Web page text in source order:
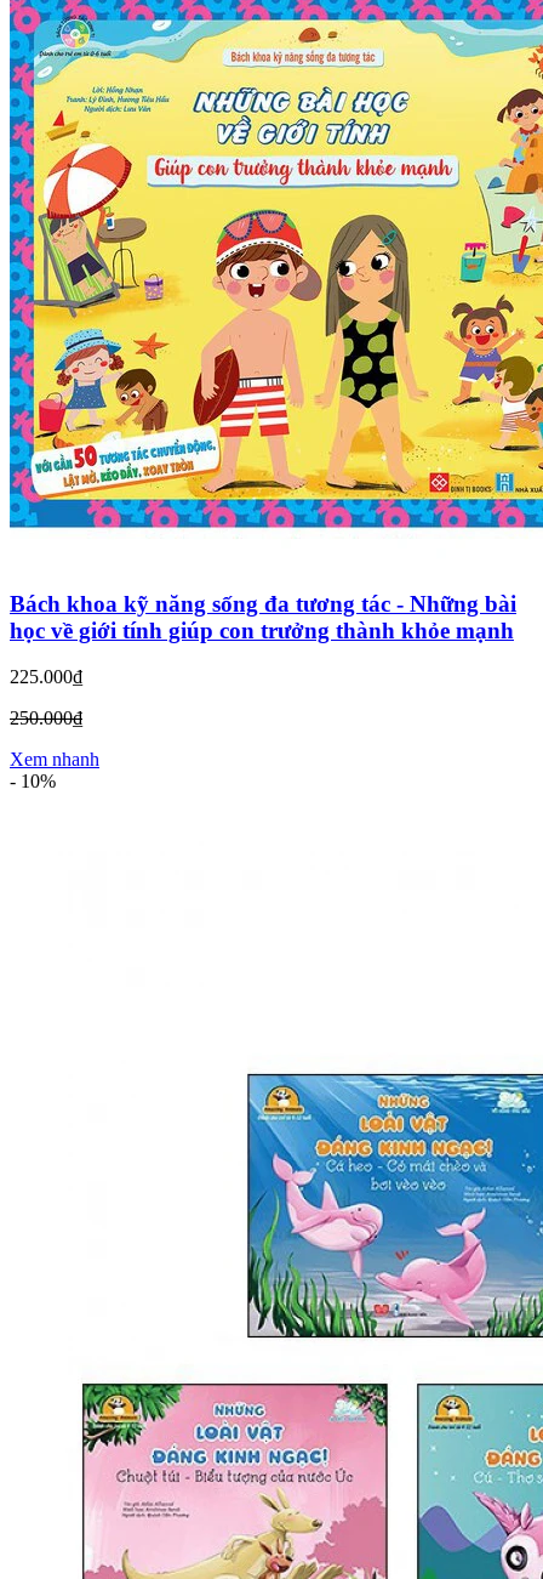
Bách khoa kỹ năng sống đa tương tác - Những bài
học về giới tính giúp con trưởng thành khỏe mạnh
225.000₫
250.000₫
Xem nhanh
- 10%